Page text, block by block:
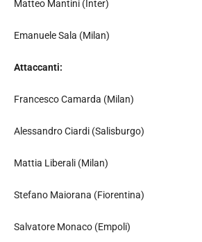
Matteo Mantini (Inter)
Emanuele Sala (Milan)
Attaccanti:
Francesco Camarda (Milan)
Alessandro Ciardi (Salisburgo)
Mattia Liberali (Milan)
Stefano Maiorana (Fiorentina)
Salvatore Monaco (Empoli)